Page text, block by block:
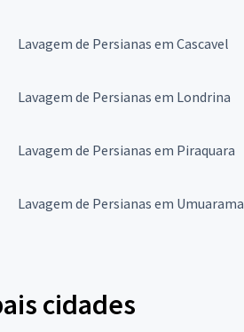
Lavagem de Persianas em Cascavel
Lavagem de Persianas em Londrina
Lavagem de Persianas em Piraquara
Lavagem de Persianas em Umuarama
cidades